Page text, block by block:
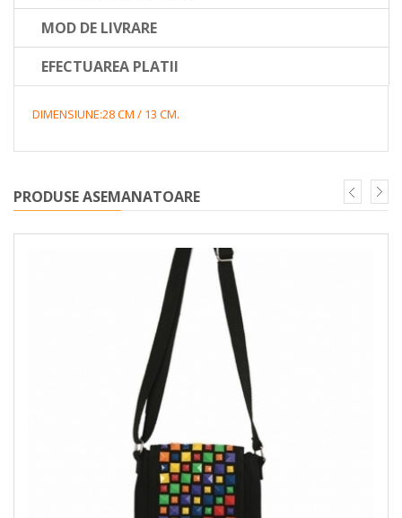
MOD DE LIVRARE
EFECTUAREA PLATII
DIMENSIUNE:28 CM / 13 CM.
PRODUSE ASEMANATOARE